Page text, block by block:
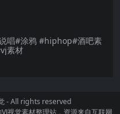
唱#涂鸦 #hiphop#酒吧素
素材
- All rights reserved
视觉素材整理站，资源来自互联网